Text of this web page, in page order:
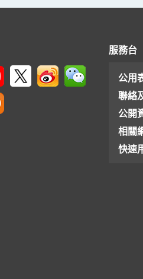
服務台
公用
聯絡
公開
相關
快速